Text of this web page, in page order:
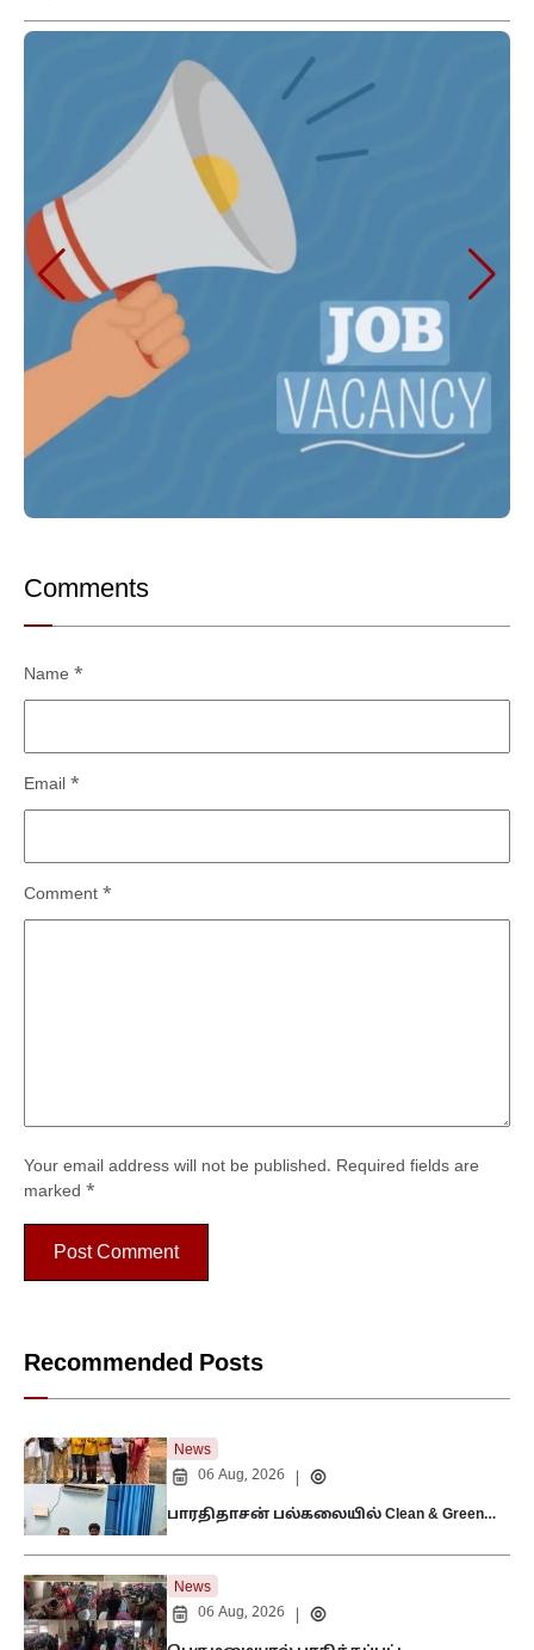
Comments
Your email address will not be published. Required fields are
marked *
Comment *
Name *
Email *
Recommended Posts
News
06 Aug, 2026
பாரதிதாசன் பல்கலையில் Clean & Green…
News
06 Aug, 2026